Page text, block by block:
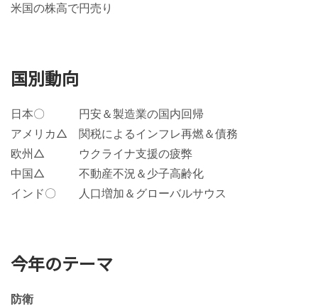
米国の株高で円売り
国別動向
日本〇 円安＆製造業の国内回帰
アメリカ△ 関税によるインフレ再燃＆債務
欧州△ ウクライナ支援の疲弊
中国△ 不動産不況＆少子高齢化
インド〇 人口増加＆グローバルサウス
今年のテーマ
防衛